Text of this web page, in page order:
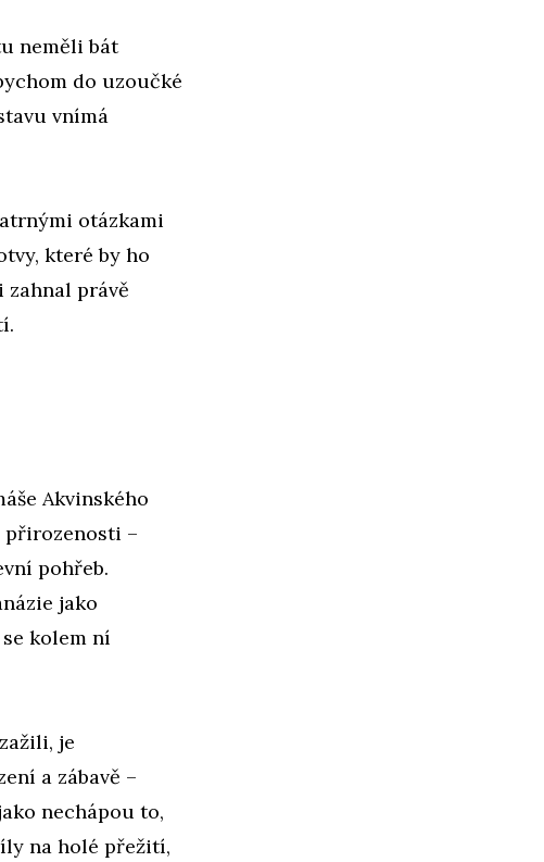
neměli bát
do uzoučké
vnímá
otázkami
které by ho
právě
Akvinského
přirozenosti –
pohřeb.
jako
kolem ní
je
a zábavě –
nechápou to,
na holé přežití,